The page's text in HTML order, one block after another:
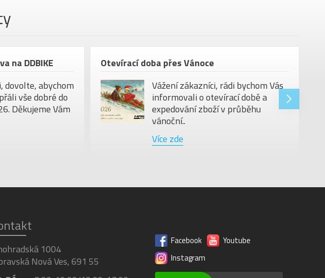
na DDBIKE
dovolte, abychom
vše dobré do
Děkujeme Vám
Otevírací doba přes Vánoce
Vážení zákazníci, rádi bychom Vás
informovali o otevírací době a
expedování zboží v průběhu
vánoční..
Více zde
1004
Nová Ves, 691 55
Facebook
Youtube
Instagram